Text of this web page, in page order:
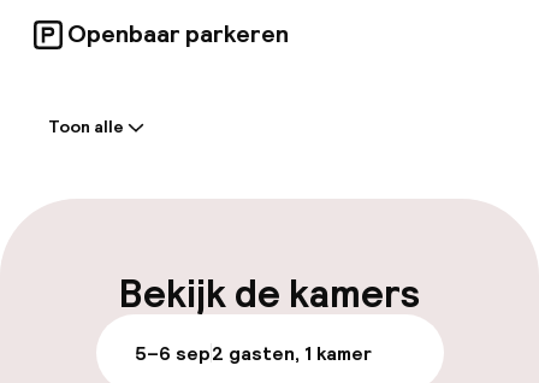
Openbaar parkeren
Meertalige medewerkers
Parkeren & mobiliteit
Toon alle
Bekijk de kamers
5–6 sep2 gasten, 1 kamer